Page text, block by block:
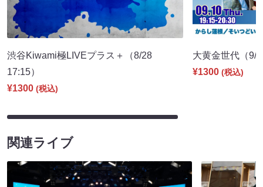
渋谷Kiwami極LIVEプラス＋（8/28
17:15）
¥1300 (税込)
大黄金世代（
¥1300 (税込)
関連ライブ